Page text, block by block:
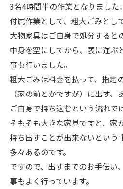
3名4時間半の作業となりました。
付属作業として、粗大ごみとし
大物家具はご自身で処分すると
中身を空にしてから、表に運ぶ
事も行いました。
粗大ごみは料金を払って、指定
（家の前とかですが）に出す、
ご自身で持ち込むという流れで
そもそも大きな家具ですと、家
持ち出すことが出来ないという
多々あるのです。
ですので、出すまでのお手伝い
事もよく行っています。